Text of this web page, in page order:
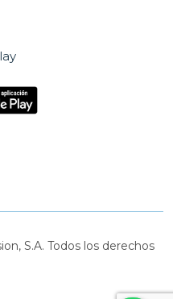
S.A. Todos los derechos